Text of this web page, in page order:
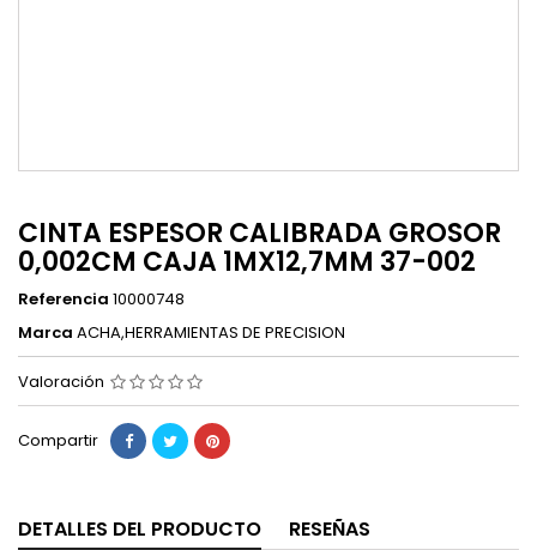
CINTA ESPESOR CALIBRADA GROSOR
0,002CM CAJA 1MX12,7MM 37-002
Referencia 10000748
Marca ACHA,HERRAMIENTAS DE PRECISION
Valoración
Compartir
DETALLES DEL PRODUCTO RESEÑAS